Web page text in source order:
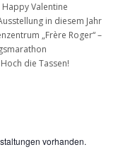
Valentine
in diesem Jahr
„Frère Roger“ –
die Tassen!
vorhanden.